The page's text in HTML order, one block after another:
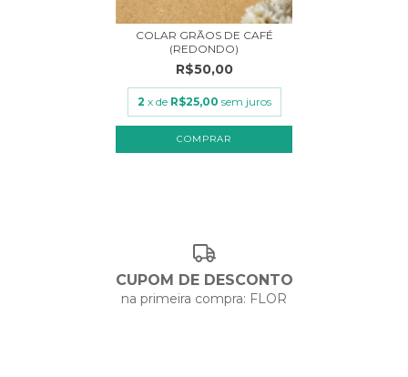
COLAR GRÃOS DE CAFÉ
(REDONDO)
R$50,00
2 x de R$25,00 sem juros
CUPOM DE DESCONTO
na primeira compra: FLOR